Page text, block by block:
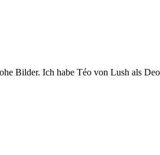
Bilder. Ich habe Téo von Lush als